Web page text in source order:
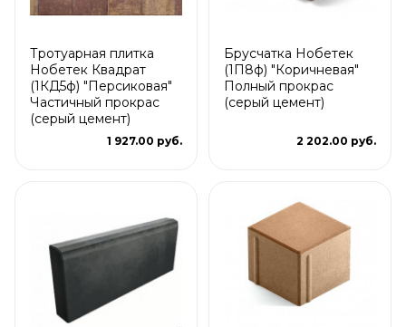
Тротуарная плитка
Нобетек Квадрат
(1КД5ф) "Персиковая"
Частичный прокрас
(серый цемент)
1 927.00 руб.
Брусчатка Нобетек
(1П8ф) "Коричневая"
Полный прокрас
(серый цемент)
2 202.00 руб.